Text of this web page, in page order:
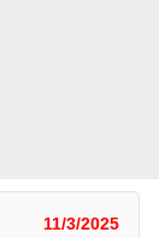
11/3/2025